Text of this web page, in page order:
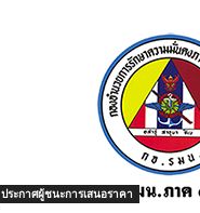
ประกาศผู้ชนะการเสนอราคา